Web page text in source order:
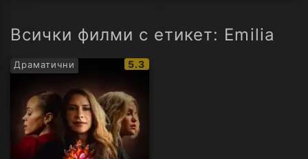
Всички филми с етикет: Emilia
Драматични
IMDb
5.3